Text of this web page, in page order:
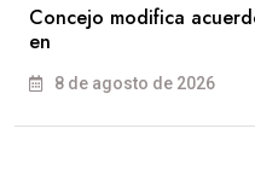
Concejo modifica
en
8 de agosto de 2026